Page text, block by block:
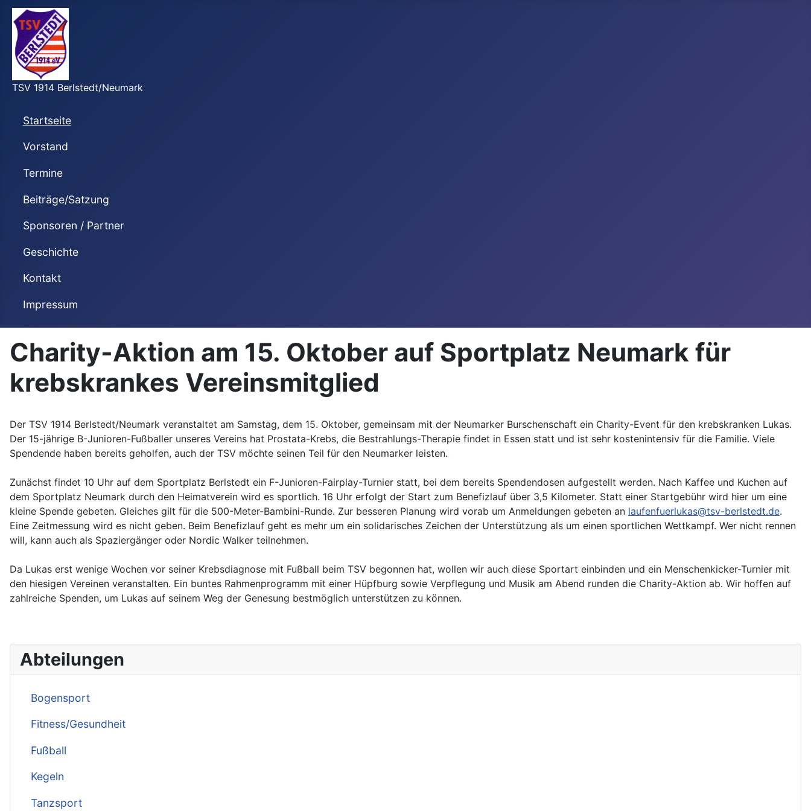
TSV 1914 Berlstedt/Neumark
Startseite
Vorstand
Termine
Beiträge/Satzung
Sponsoren / Partner
Geschichte
Kontakt
Impressum
Abteilungen
Bogensport
Fitness/Gesundheit
Fußball
Kegeln
Tanzsport
Charity-Aktion am 15. Oktober auf Sportplatz Neumark für
krebskrankes Vereinsmitglied
Der TSV 1914 Berlstedt/Neumark veranstaltet am Samstag, dem 15. Oktober, gemeinsam mit der Neumarker Burschenschaft ein Charity-Event für den krebskranken Lukas.
Der 15-jährige B-Junioren-Fußballer unseres Vereins hat Prostata-Krebs, die Bestrahlungs-Therapie findet in Essen statt und ist sehr kostenintensiv für die Familie. Viele
Spendende haben bereits geholfen, auch der TSV möchte seinen Teil für den Neumarker leisten.
Zunächst findet 10 Uhr auf dem Sportplatz Berlstedt ein F-Junioren-Fairplay-Turnier statt, bei dem bereits Spendendosen aufgestellt werden. Nach Kaffee und Kuchen auf
dem Sportplatz Neumark durch den Heimatverein wird es sportlich. 16 Uhr erfolgt der Start zum Benefizlauf über 3,5 Kilometer. Statt einer Startgebühr wird hier um eine
kleine Spende gebeten. Gleiches gilt für die 500-Meter-Bambini-Runde. Zur besseren Planung wird vorab um Anmeldungen gebeten an laufenfuerlukas@tsv-berlstedt.de.
Eine Zeitmessung wird es nicht geben. Beim Benefizlauf geht es mehr um ein solidarisches Zeichen der Unterstützung als um einen sportlichen Wettkampf. Wer nicht rennen
will, kann auch als Spaziergänger oder Nordic Walker teilnehmen.
Da Lukas erst wenige Wochen vor seiner Krebsdiagnose mit Fußball beim TSV begonnen hat, wollen wir auch diese Sportart einbinden und ein Menschenkicker-Turnier mit
den hiesigen Vereinen veranstalten. Ein buntes Rahmenprogramm mit einer Hüpfburg sowie Verpflegung und Musik am Abend runden die Charity-Aktion ab. Wir hoffen auf
zahlreiche Spenden, um Lukas auf seinem Weg der Genesung bestmöglich unterstützen zu können.